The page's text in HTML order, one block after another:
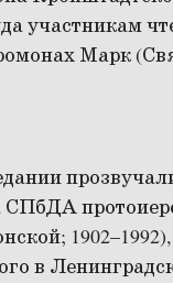
участникам
Марк
СПбДА
в